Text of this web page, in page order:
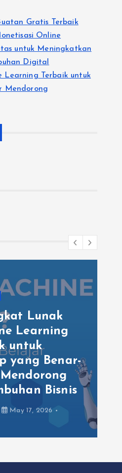
Gratis Terbaik
Online
untuk Meningkatkan
Digital
Learning Terbaik untuk
Mendorong
Lunak
Learning
untuk
yang Benar-
Bisnis
May 17, 2026